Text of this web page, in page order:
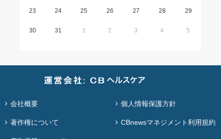
23 24 25 26 27 28 29
30 31 1 2 3 4 5
会社概要 個人情報保護方針
著作権について CBnewsマネジメント利用規約